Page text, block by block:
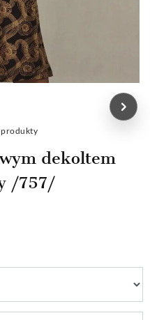
produkty
dekoltem
/757/